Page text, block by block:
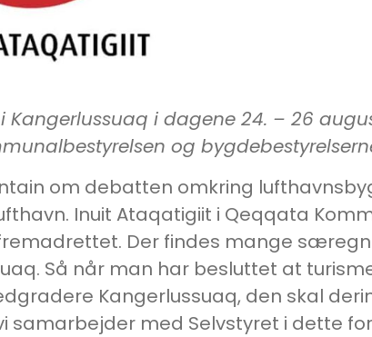
i dagene 24. – 26
og
om debatten omkring
Inuit Ataqatigiit i Qeqqata
Der findes mange
Så når man har besluttet at
Kangerlussuaq, den skal
samarbejder med Selvstyret i dette